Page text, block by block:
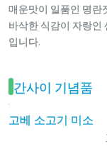
매운맛이 일품인 명란
바삭한 식감이 자랑인
입니다.
간사이 기념품
고베 소고기 미소